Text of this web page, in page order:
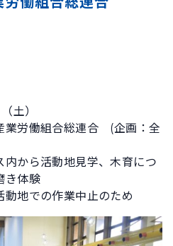
土）
業労働組合総連合 (企画：全
から活動地見学、木育につ
き体験
の作業中止のため